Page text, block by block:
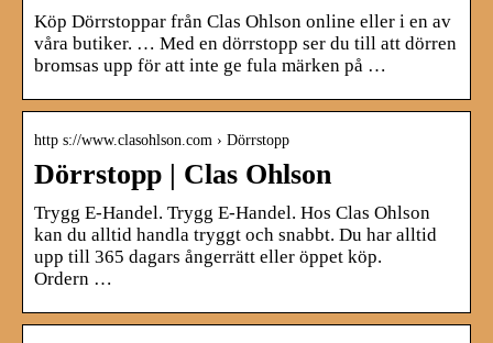
Köp Dörrstoppar från Clas Ohlson online eller i en av
våra butiker. … Med en dörrstopp ser du till att dörren
bromsas upp för att inte ge fula märken på …
http s://www.clasohlson.com › Dörrstopp
Dörrstopp | Clas Ohlson
Trygg E-Handel. Trygg E-Handel. Hos Clas Ohlson
kan du alltid handla tryggt och snabbt. Du har alltid
upp till 365 dagars ångerrätt eller öppet köp.
Ordern …